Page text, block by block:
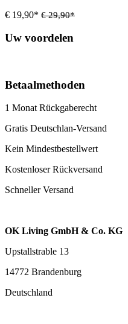
€ 19,90* € 29,90*
Uw voordelen
Betaalmethoden
1 Monat Rückgaberecht
Gratis Deutschlan-Versand
Kein Mindestbestellwert
Kostenloser Rückversand
Schneller Versand
OK Living GmbH & Co. KG
Upstallstrable 13
14772 Brandenburg
Deutschland